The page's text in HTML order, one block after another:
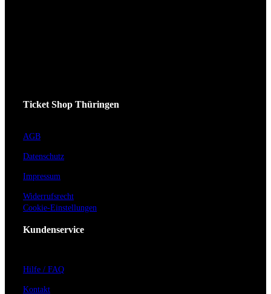
Ticket Shop Thüringen
AGB
Datenschutz
Impressum
Widerrufsrecht
Cookie-Einstellungen
Kundenservice
Hilfe / FAQ
Kontakt